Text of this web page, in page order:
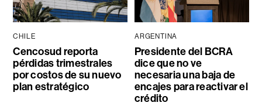
CHILE
Cencosud reporta
pérdidas trimestrales
por costos de su nuevo
plan estratégico
ARGENTINA
Presidente del BCRA
dice que no ve
necesaria una baja de
encajes para reactivar el
crédito